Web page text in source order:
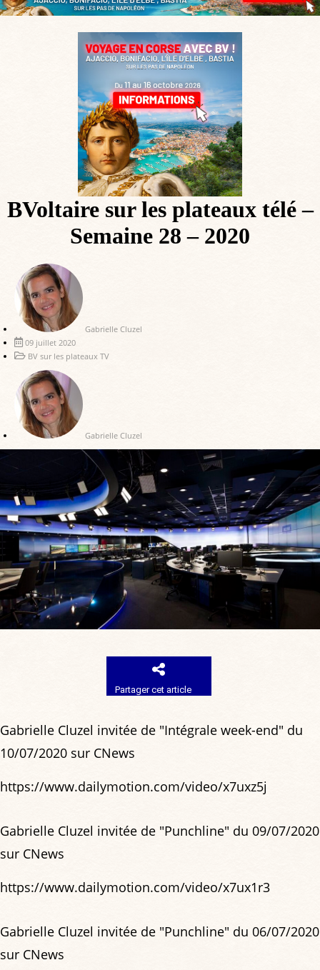
BVoltaire sur les plateaux télé –
Semaine 28 – 2020
Gabrielle Cluzel
09 juillet 2020
BV sur les plateaux TV
Gabrielle Cluzel
Partager cet article
Gabrielle Cluzel invitée de "Intégrale week-end" du
10/07/2020 sur CNews
https://www.dailymotion.com/video/x7uxz5j
Gabrielle Cluzel invitée de "Punchline" du 09/07/2020
sur CNews
https://www.dailymotion.com/video/x7ux1r3
Gabrielle Cluzel invitée de "Punchline" du 06/07/2020
sur CNews